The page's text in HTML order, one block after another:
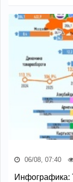
06/08, 07:40
Инфографика: